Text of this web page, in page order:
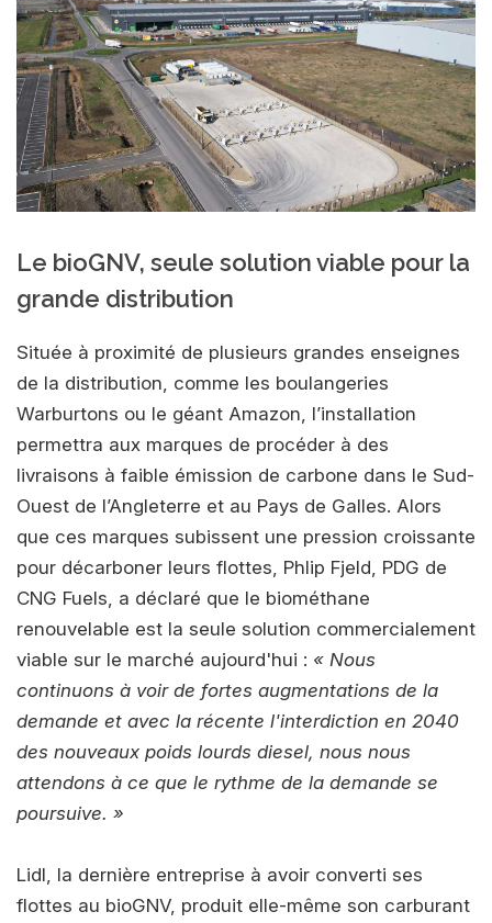
Le bioGNV, seule solution viable pour la
grande distribution
Située à proximité de plusieurs grandes enseignes
de la distribution, comme les boulangeries
Warburtons ou le géant Amazon, l’installation
permettra aux marques de procéder à des
livraisons à faible émission de carbone dans le Sud-
Ouest de l’Angleterre et au Pays de Galles. Alors
que ces marques subissent une pression croissante
pour décarboner leurs flottes, Phlip Fjeld, PDG de
CNG Fuels, a déclaré que le biométhane
renouvelable est la seule solution commercialement
viable sur le marché aujourd'hui : « Nous
continuons à voir de fortes augmentations de la
demande et avec la récente l'interdiction en 2040
des nouveaux poids lourds diesel, nous nous
attendons à ce que le rythme de la demande se
poursuive. »
Lidl, la dernière entreprise à avoir converti ses
flottes au bioGNV, produit elle-même son carburant